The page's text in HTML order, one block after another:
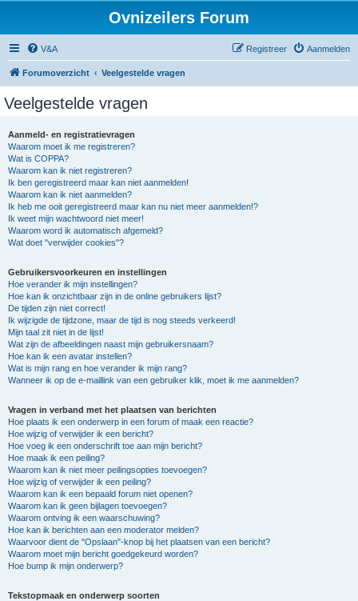
Ovnizeilers Forum
V&A Aanmelden
Registreer
Forumoverzicht Veelgestelde vragen
Veelgestelde vragen
Aanmeld- en registratievragen
Waarom moet ik me registreren?
Wat is COPPA?
Waarom kan ik niet registreren?
Ik ben geregistreerd maar kan niet aanmelden!
Waarom kan ik niet aanmelden?
Ik heb me ooit geregistreerd maar kan nu niet meer aanmelden!?
Ik weet mijn wachtwoord niet meer!
Waarom word ik automatisch afgemeld?
Wat doet "verwijder cookies"?
Gebruikersvoorkeuren en instellingen
Hoe verander ik mijn instellingen?
Hoe kan ik onzichtbaar zijn in de online gebruikers lijst?
De tijden zijn niet correct!
Ik wijzigde de tijdzone, maar de tijd is nog steeds verkeerd!
Mijn taal zit niet in de lijst!
Wat zijn de afbeeldingen naast mijn gebruikersnaam?
Hoe kan ik een avatar instellen?
Wat is mijn rang en hoe verander ik mijn rang?
Wanneer ik op de e-maillink van een gebruiker klik, moet ik me aanmelden?
Vragen in verband met het plaatsen van berichten
Hoe plaats ik een onderwerp in een forum of maak een reactie?
Hoe wijzig of verwijder ik een bericht?
Hoe voeg ik een onderschrift toe aan mijn bericht?
Hoe maak ik een peiling?
Waarom kan ik niet meer peilingsopties toevoegen?
Hoe wijzig of verwijder ik een peiling?
Waarom kan ik een bepaald forum niet openen?
Waarom kan ik geen bijlagen toevoegen?
Waarom ontving ik een waarschuwing?
Hoe kan ik berichten aan een moderator melden?
Waarvoor dient de "Opslaan"-knop bij het plaatsen van een bericht?
Waarom moet mijn bericht goedgekeurd worden?
Hoe bump ik mijn onderwerp?
Tekstopmaak en onderwerp soorten